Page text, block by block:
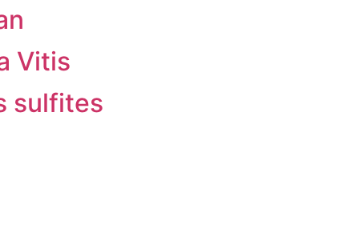
Vitis
sulfites